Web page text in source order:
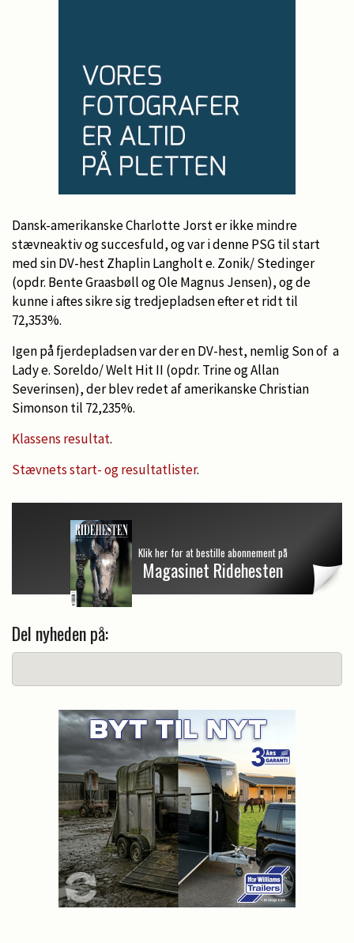
Dansk-amerikanske Charlotte Jorst er ikke mindre
stævneaktiv og succesfuld, og var i denne PSG til start
med sin DV-hest Zhaplin Langholt e. Zonik/ Stedinger
(opdr. Bente Graasbøll og Ole Magnus Jensen), og de
kunne i aftes sikre sig tredjepladsen efter et ridt til
72,353%.
Igen på fjerdepladsen var der en DV-hest, nemlig Son of a
Lady e. Soreldo/ Welt Hit II (opdr. Trine og Allan
Severinsen), der blev redet af amerikanske Christian
Simonson til 72,235%.
Klassens resultat.
Stævnets start- og resultatlister.
Klik her for at bestille abonnement på
Magasinet Ridehesten
Del nyheden på: